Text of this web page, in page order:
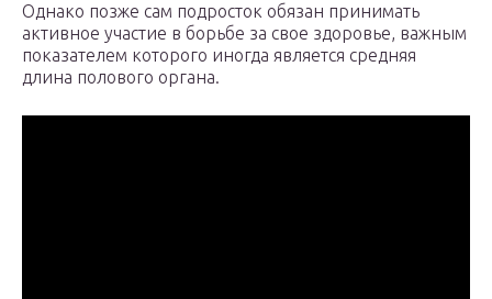
Однако позже сам подросток обязан принимать
активное участие в борьбе за свое здоровье, важным
показателем которого иногда является средняя
длина полового органа.